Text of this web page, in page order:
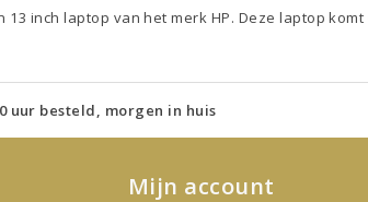
13 inch laptop van het merk HP. Deze laptop
uur besteld, morgen in huis
Mijn account